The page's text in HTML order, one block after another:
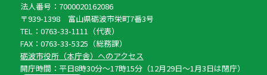
法人番号：7000020162086
〒939-1398 富山県砺波市栄町7番3号
TEL：0763-33-1111（代表）
FAX：0763-33-5325（総務課）
砺波市役所（本庁舎）へのアクセス
開庁時間：平日8時30分〜17時15分（12月29日〜1月3日は閉庁）